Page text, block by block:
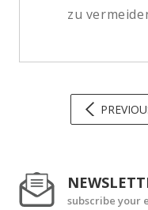
zu
subscribe your